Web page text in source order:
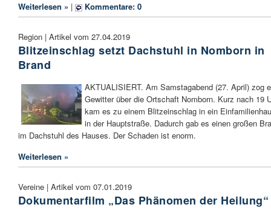
Weiterlesen » | Kommentare: 0
Region | Artikel vom 27.04.2019
Blitzeinschlag setzt Dachstuhl in Nomborn in
Brand
AKTUALISIERT. Am Samstagabend (27. April) zog
Gewitter über die Ortschaft Nomborn. Kurz nach 19
kam es zu einem Blitzeinschlag in ein
in der Hauptstraße. Dadurch gab es einen großen
im Dachstuhl des Hauses. Der Schaden ist enorm.
Weiterlesen »
Vereine | Artikel vom 07.01.2019
Dokumentarfilm „Das Phänomen der Heilung“